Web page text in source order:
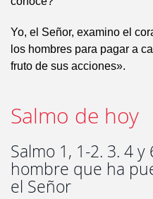
Yo, el Señor, examino el
los hombres para pagar a
fruto de sus acciones».
Salmo de hoy
Salmo 1, 1-2. 3. 4
hombre que ha
el Señor